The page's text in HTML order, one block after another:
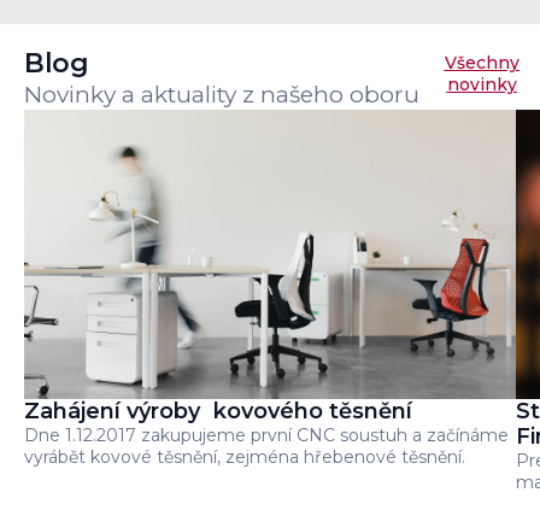
Blog
Novinky a aktuality z našeho oboru
Všechny
novinky
Zahájení výroby kovového těsnění
Dne 1.12.2017 zakupujeme první CNC soustuh a začínáme
vyrábět kovové těsnění, zejména hřebenové těsnění.